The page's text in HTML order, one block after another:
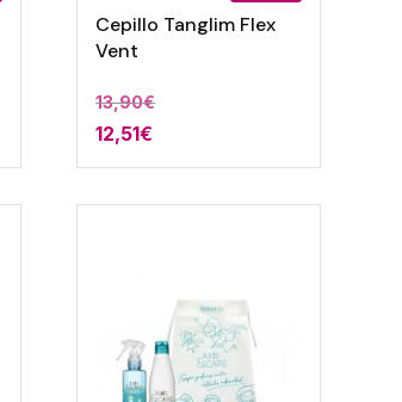
Cepillo Tanglim Flex
Vent
13,90€
12,51€